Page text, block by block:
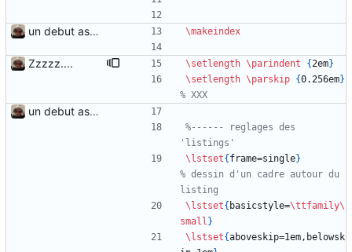
un debut assez timide... \makeindex
Zzzzz.... \setlength \parindent {2em}
\setlength \parskip {0.256em}
un debut assez timide...
%------ reglages des
\lstset{ frame=single}
% dessin d'un cadre autour du
\lstset{ basicstyle=\ttfamily\
small }
\lstset{aboveskip=1em,belowsk